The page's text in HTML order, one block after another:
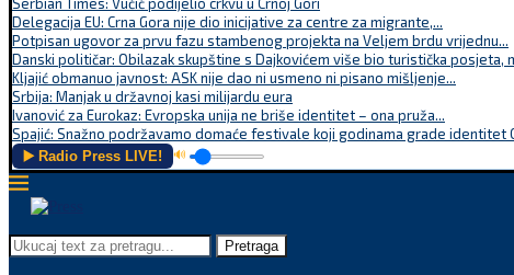
Delegacija EU: Crna Gora nije dio inicijative za centre za migrante,...
Potpisan ugovor za prvu fazu stambenog projekta na Veljem brdu vrijednu...
Danski političar: Obilazak skupštine s Dajkovićem više bio turistička posjeta,
Kljajić obmanuo javnost: ASK nije dao ni usmeno ni pisano mišljenje...
Srbija: Manjak u državnoj kasi milijardu eura
Ivanović za Eurokaz: Evropska unija ne briše identitet – ona pruža...
Spajić: Snažno podržavamo domaće festivale koji godinama grade identitet
▶️ Radio Press LIVE! 🔊
Pretraga